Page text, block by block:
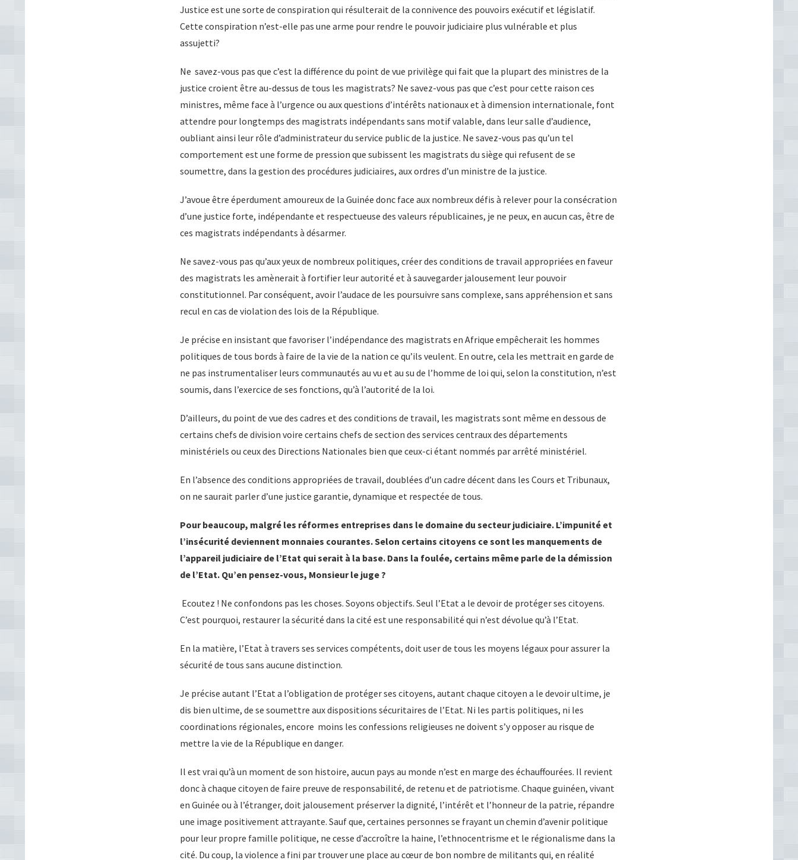
Justice est une sorte de conspiration qui résulterait de la connivence des pouvoirs exécutif et législatif.
Cette conspiration n’est-elle pas une arme pour rendre le pouvoir judiciaire plus vulnérable et plus
assujetti?
Ne savez-vous pas que c’est la différence du point de vue privilège qui fait que la plupart des ministres de la
justice croient être au-dessus de tous les magistrats? Ne savez-vous pas que c’est pour cette raison ces
ministres, même face à l’urgence ou aux questions d’intérêts nationaux et à dimension internationale, font
attendre pour longtemps des magistrats indépendants sans motif valable, dans leur salle d’audience,
oubliant ainsi leur rôle d’administrateur du service public de la justice. Ne savez-vous pas qu’un tel
comportement est une forme de pression que subissent les magistrats du siège qui refusent de se
soumettre, dans la gestion des procédures judiciaires, aux ordres d’un ministre de la justice.
J’avoue être éperdument amoureux de la Guinée donc face aux nombreux défis à relever pour la consécration
d’une justice forte, indépendante et respectueuse des valeurs républicaines, je ne peux, en aucun cas, être de
ces magistrats indépendants à désarmer.
Ne savez-vous pas qu’aux yeux de nombreux politiques, créer des conditions de travail appropriées en faveur
des magistrats les amènerait à fortifier leur autorité et à sauvegarder jalousement leur pouvoir
constitutionnel. Par conséquent, avoir l’audace de les poursuivre sans complexe, sans appréhension et sans
recul en cas de violation des lois de la République.
Je précise en insistant que favoriser l’indépendance des magistrats en Afrique empêcherait les hommes
politiques de tous bords à faire de la vie de la nation ce qu’ils veulent. En outre, cela les mettrait en garde de
ne pas instrumentaliser leurs communautés au vu et au su de l’homme de loi qui, selon la constitution, n’est
soumis, dans l’exercice de ses fonctions, qu’à l’autorité de la loi.
D’ailleurs, du point de vue des cadres et des conditions de travail, les magistrats sont même en dessous de
certains chefs de division voire certains chefs de section des services centraux des départements
ministériels ou ceux des Directions Nationales bien que ceux-ci étant nommés par arrêté ministériel.
En l’absence des conditions appropriées de travail, doublées d’un cadre décent dans les Cours et Tribunaux,
on ne saurait parler d’une justice garantie, dynamique et respectée de tous.
Pour beaucoup, malgré les réformes entreprises dans le domaine du secteur judiciaire. L’impunité et
l’insécurité deviennent monnaies courantes. Selon certains citoyens ce sont les manquements de
l’appareil judiciaire de l’Etat qui serait à la base. Dans la foulée, certains même parle de la démission
de l’Etat. Qu’en pensez-vous, Monsieur le juge ?
Ecoutez ! Ne confondons pas les choses. Soyons objectifs. Seul l’Etat a le devoir de protéger ses citoyens.
C’est pourquoi, restaurer la sécurité dans la cité est une responsabilité qui n’est dévolue qu’à l’Etat.
En la matière, l’Etat à travers ses services compétents, doit user de tous les moyens légaux pour assurer la
sécurité de tous sans aucune distinction.
Je précise autant l’Etat a l’obligation de protéger ses citoyens, autant chaque citoyen a le devoir ultime, je
dis bien ultime, de se soumettre aux dispositions sécuritaires de l’Etat. Ni les partis politiques, ni les
coordinations régionales, encore moins les confessions religieuses ne doivent s’y opposer au risque de
mettre la vie de la République en danger.
Il est vrai qu’à un moment de son histoire, aucun pays au monde n’est en marge des échauffourées. Il revient
donc à chaque citoyen de faire preuve de responsabilité, de retenu et de patriotisme. Chaque guinéen, vivant
en Guinée ou à l’étranger, doit jalousement préserver la dignité, l’intérêt et l’honneur de la patrie, répandre
une image positivement attrayante. Sauf que, certaines personnes se frayant un chemin d’avenir politique
pour leur propre famille politique, ne cesse d’accroître la haine, l’ethnocentrisme et le régionalisme dans la
cité. Du coup, la violence a fini par trouver une place au cœur de bon nombre de militants qui, en réalité